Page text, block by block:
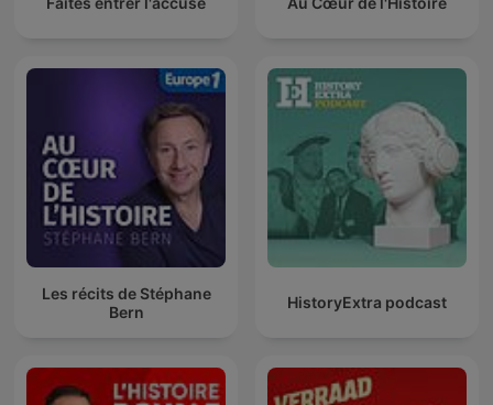
Les récits de Stéphane
Bern
HistoryExtra podcast